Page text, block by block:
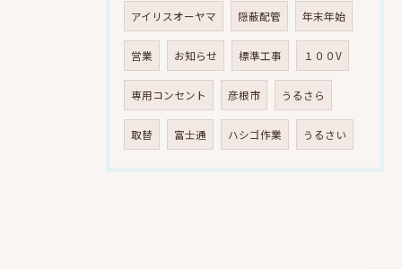
アイリスオーヤマ 隠蔽配管 年末年始
営業 お知らせ 標準工事 １００V
専用コンセント 彦根市 うるさら
取替 富士通 ハシゴ作業 うるさい